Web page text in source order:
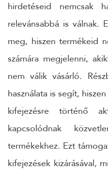
hirdetéseid nemcsak
relevánsabbá is válnak.
meg, hiszen termékeid
számára megjelenni,
nem válik vásárló.
használata is segít,
kifejezésre történő
kapcsolódnak
termékekhez. Ezt
kifejezések kizárásával,